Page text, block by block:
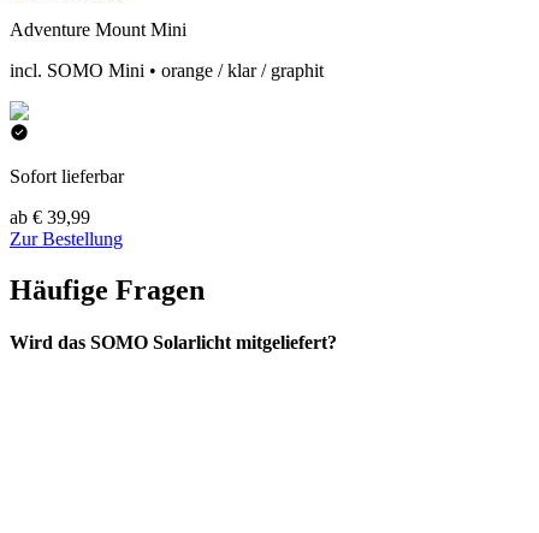
Adventure Mount Mini
incl. SOMO Mini • orange / klar / graphit
Sofort lieferbar
ab € 39,99
Zur Bestellung
Häufige Fragen
Wird das SOMO Solarlicht mitgeliefert?